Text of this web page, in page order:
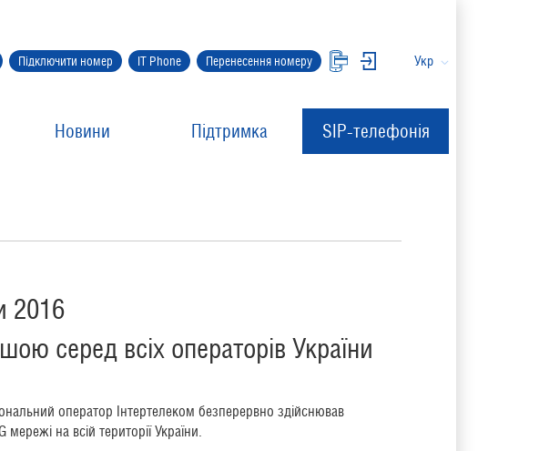
Підключити номер IT Phone Перенесення номеру Укр
Новини Підтримка SIP-телефонія
2016
серед всіх операторів України
оператор Інтертелеком безперервно здійснював
мережі на всій території України.